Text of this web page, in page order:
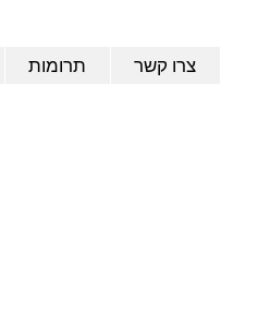
תרומות צרו קשר